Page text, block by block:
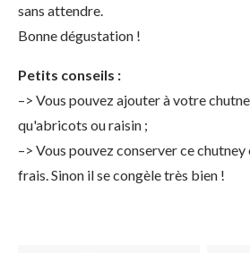
sans attendre.
Bonne dégustation !
Petits conseils :
–> Vous pouvez ajouter à votre
qu'abricots ou raisin ;
–> Vous pouvez conserver ce
frais. Sinon il se congèle très bien !